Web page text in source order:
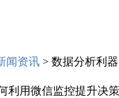
闻资讯 > 数据分析利
利用微信监控提升决